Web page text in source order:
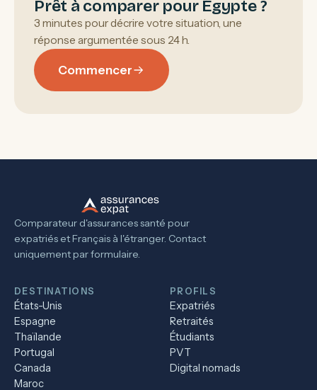
Prêt à comparer pour Égypte ?
3 minutes pour décrire votre situation, une
réponse argumentée sous 24 h.
Commencer
Comparateur d'assurances santé pour
expatriés et Français à l'étranger. Contact
uniquement par formulaire.
DESTINATIONS
États-Unis
Espagne
Thaïlande
Portugal
Canada
Maroc
PROFILS
Expatriés
Retraités
Étudiants
PVT
Digital nomads